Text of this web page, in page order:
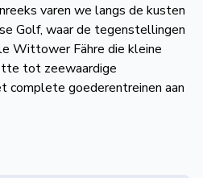
varen we langs de kusten
Golf, waar de tegenstellingen
Wittower Fähre die kleine
tot zeewaardige
complete goederentreinen aan